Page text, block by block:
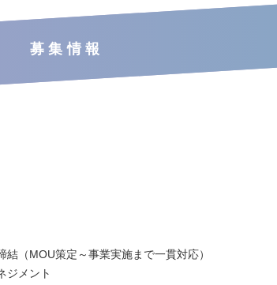
募集情報
結（MOU策定～事業実施まで一貫対応）
ジメント